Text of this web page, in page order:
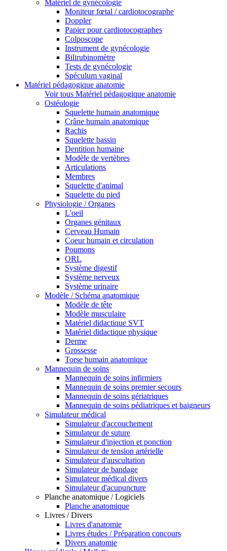
Matériel de gynécologie
Moniteur fœtal / cardiotocographe
Doppler
Papier pour cardiotocographes
Colposcope
Instrument de gynécologie
Bilirubinomètre
Tests de gynécologie
Spéculum vaginal
Matériel pédagogique anatomie
Voir tous Matériel pédagogique anatomie
Ostéologie
Squelette humain anatomique
Crâne humain anatomique
Rachis
Squelette bassin
Dentition humaine
Modèle de vertèbres
Articulations
Membres
Squelette d'animal
Squelette du pied
Physiologie / Organes
L'oeil
Organes génitaux
Cerveau Humain
Coeur humain et circulation
Poumons
ORL
Système digestif
Système nerveux
Système urinaire
Modèle / Schéma anatomique
Modèle de tête
Modèle musculaire
Matériel didactique SVT
Matériel didactique physique
Derme
Grossesse
Torse humain anatomique
Mannequin de soins
Mannequin de soins infirmiers
Mannequin de soins premier secours
Mannequin de soins gériatriques
Mannequin de soins pédiatriques et baigneurs
Simulateur médical
Simulateur d'accouchement
Simulateur de suture
Simulateur d'injection et ponction
Simulateur de tension artérielle
Simulateur d'auscultation
Simulateur de bandage
Simulateur médical divers
Simulateur d'acupuncture
Planche anatomique / Logiciels
Planche anatomique
Livres / Divers
Livres d'anatomie
Livres études / Préparation concours
Divers anatomie